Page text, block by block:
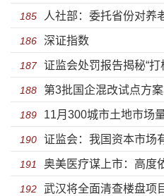
185 人社部：委托省份对养
186 深证指数
187 证监会处罚报告揭秘“打
188 第3批国企混改试点方
189 11月300城市土地市场
190 证监会：我国资本市场
191 奥美医疗谋上市：高度
192 武汉将全面清查楼盘项